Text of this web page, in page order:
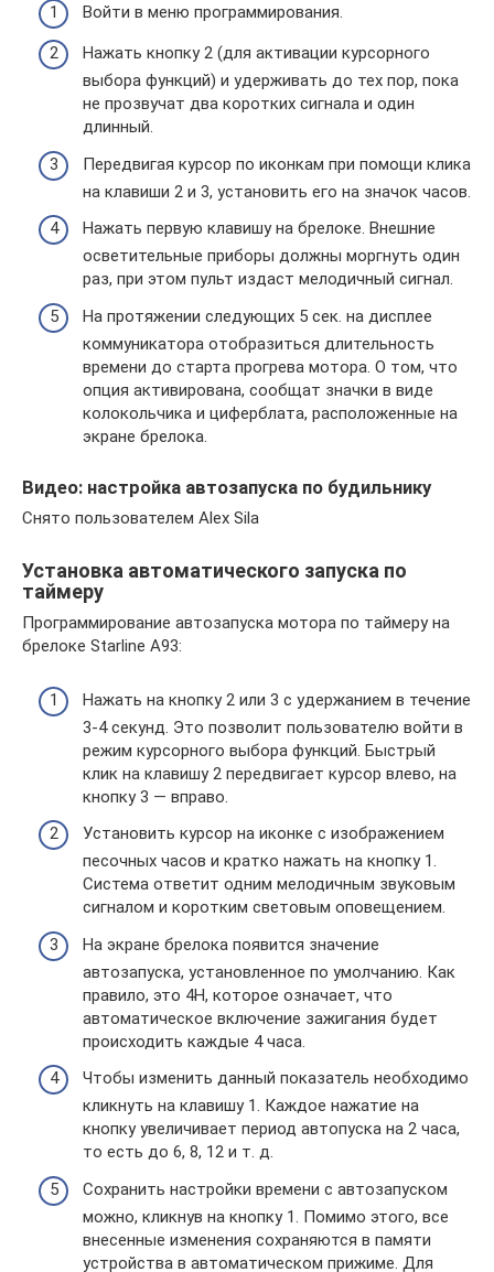
Войти в меню программирования.
Нажать кнопку 2 (для активации курсорного
выбора функций) и удерживать до тех пор, пока
не прозвучат два коротких сигнала и один
длинный.
Передвигая курсор по иконкам при помощи клика
на клавиши 2 и 3, установить его на значок часов.
Нажать первую клавишу на брелоке. Внешние
осветительные приборы должны моргнуть один
раз, при этом пульт издаст мелодичный сигнал.
На протяжении следующих 5 сек. на дисплее
коммуникатора отобразиться длительность
времени до старта прогрева мотора. О том, что
опция активирована, сообщат значки в виде
колокольчика и циферблата, расположенные на
экране брелока.
Видео: настройка автозапуска по будильнику
Снято пользователем Alex Sila
Установка автоматического запуска по
таймеру
Программирование автозапуска мотора по таймеру на
брелоке Starline А93:
Нажать на кнопку 2 или 3 с удержанием в течение
3-4 секунд. Это позволит пользователю войти в
режим курсорного выбора функций. Быстрый
клик на клавишу 2 передвигает курсор влево, на
кнопку 3 — вправо.
Установить курсор на иконке с изображением
песочных часов и кратко нажать на кнопку 1.
Система ответит одним мелодичным звуковым
сигналом и коротким световым оповещением.
На экране брелока появится значение
автозапуска, установленное по умолчанию. Как
правило, это 4Н, которое означает, что
автоматическое включение зажигания будет
происходить каждые 4 часа.
Чтобы изменить данный показатель необходимо
кликнуть на клавишу 1. Каждое нажатие на
кнопку увеличивает период автопуска на 2 часа,
то есть до 6, 8, 12 и т. д.
Сохранить настройки времени с автозапуском
можно, кликнув на кнопку 1. Помимо этого, все
внесенные изменения сохраняются в памяти
устройства в автоматическом прижиме. Для